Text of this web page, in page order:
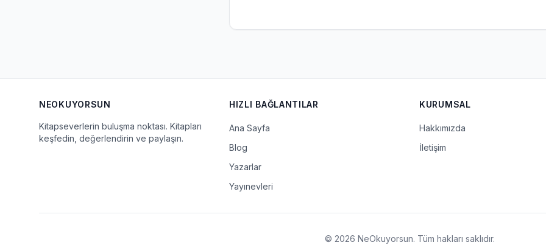
NEOKUYORSUN
Kitapseverlerin buluşma noktası. Kitapları
keşfedin, değerlendirin ve paylaşın.
HIZLI BAĞLANTILAR
Ana Sayfa
Blog
Yazarlar
Yayınevleri
KURUMSAL
Hakkımızda
İletişim
© 2026 NeOkuyorsun. Tüm hakları saklıdır.